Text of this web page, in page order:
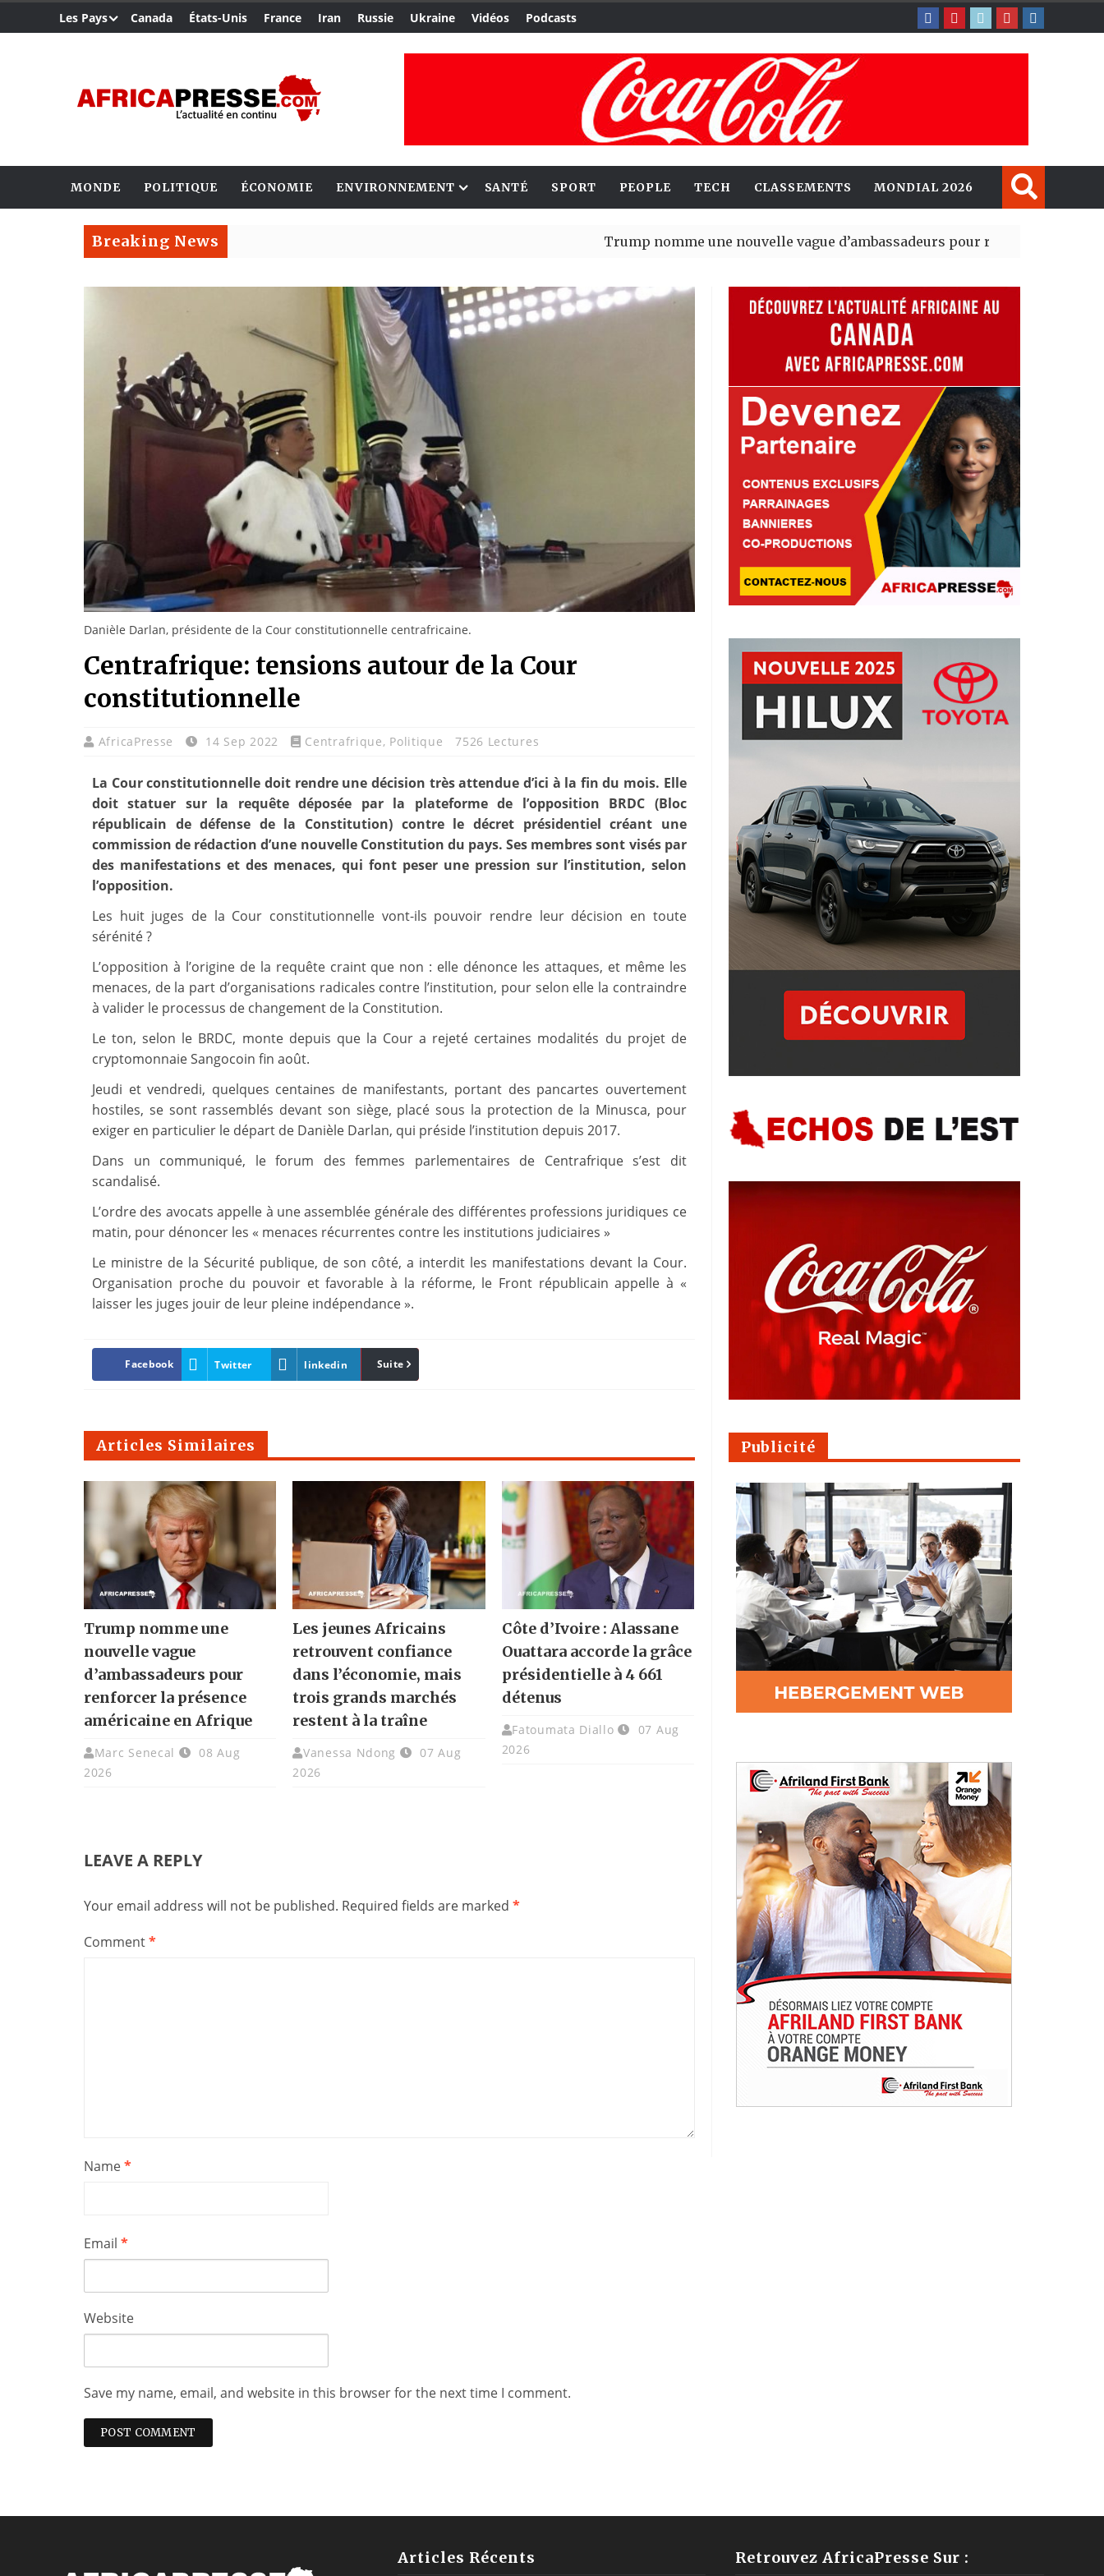
Les Pays Canada États-Unis France Iran Russie Ukraine Vidéos Podcasts
MONDE POLITIQUE ÉCONOMIE ENVIRONNEMENT SANTÉ SPORT PEOPLE TECH CLASSEMENTS MONDIAL 2026
Breaking News Trump nomme une nouvelle vague d’ambassadeurs pour renforcer la présence
Danièle Darlan, présidente de la Cour constitutionnelle centrafricaine.
Centrafrique: tensions autour de la Cour
constitutionnelle
AfricaPresse 14 Sep 2022 Centrafrique, Politique 7526 Lectures
La Cour constitutionnelle doit rendre une décision très attendue d’ici à la fin du mois. Elle
doit statuer sur la requête déposée par la plateforme de l’opposition BRDC (Bloc
républicain de défense de la Constitution) contre le décret présidentiel créant une
commission de rédaction d’une nouvelle Constitution du pays. Ses membres sont visés par
des manifestations et des menaces, qui font peser une pression sur l’institution, selon
l’opposition.
Les huit juges de la Cour constitutionnelle vont-ils pouvoir rendre leur décision en toute
sérénité ?
L’opposition à l’origine de la requête craint que non : elle dénonce les attaques, et même les
menaces, de la part d’organisations radicales contre l’institution, pour selon elle la contraindre
à valider le processus de changement de la Constitution.
Le ton, selon le BRDC, monte depuis que la Cour a rejeté certaines modalités du projet de
cryptomonnaie Sangocoin fin août.
Jeudi et vendredi, quelques centaines de manifestants, portant des pancartes ouvertement
hostiles, se sont rassemblés devant son siège, placé sous la protection de la Minusca, pour
exiger en particulier le départ de Danièle Darlan, qui préside l’institution depuis 2017.
Dans un communiqué, le forum des femmes parlementaires de Centrafrique s’est dit
scandalisé.
L’ordre des avocats appelle à une assemblée générale des différentes professions juridiques ce
matin, pour dénoncer les « menaces récurrentes contre les institutions judiciaires »
Le ministre de la Sécurité publique, de son côté, a interdit les manifestations devant la Cour.
Organisation proche du pouvoir et favorable à la réforme, le Front républicain appelle à «
laisser les juges jouir de leur pleine indépendance ».
Facebook Twitter linkedin Pinterest
Suite
Articles Similaires
Trump nomme une
nouvelle vague
d’ambassadeurs pour
renforcer la présence
américaine en Afrique
Marc Senecal
08 Aug
2026
Les jeunes Africains
retrouvent confiance
dans l’économie, mais
trois grands marchés
restent à la traîne
Vanessa Ndong
07 Aug
2026
Côte d’Ivoire : Alassane
Ouattara accorde la grâce
présidentielle à 4 661
détenus
Fatoumata Diallo
07 Aug
2026
LEAVE A REPLY
Your email address will not be published. Required fields are marked *
Comment*
Name*
Email *
Website
Save my name, email, and website in this browser for the next time I comment.
Publicité
Articles Récents Retrouvez AfricaPresse Sur :